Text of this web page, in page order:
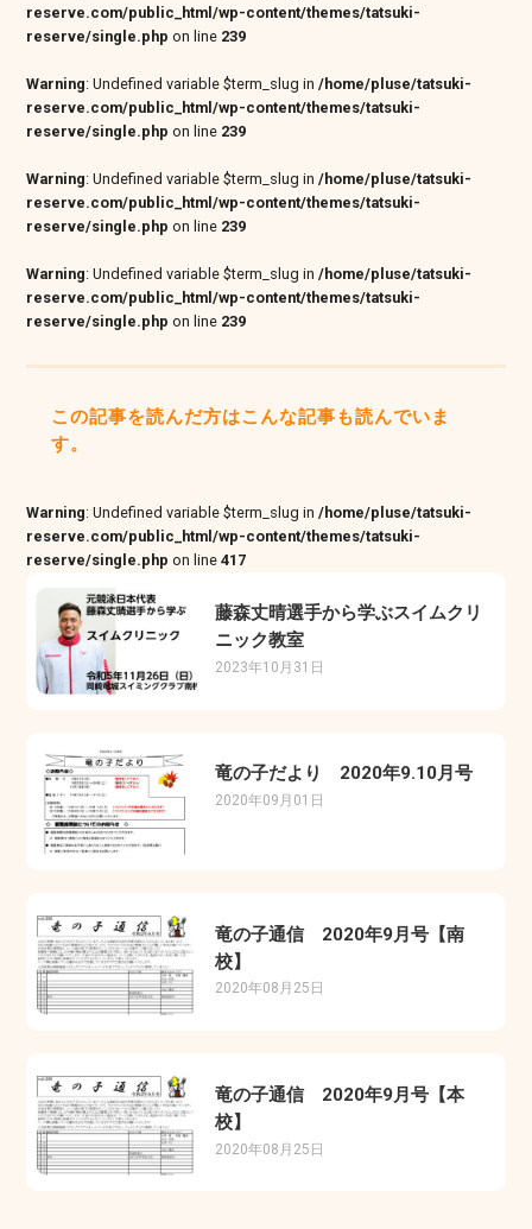
reserve.com/public_html/wp-content/themes/tatsuki-
reserve/single.php on line 239
Warning: Undefined variable $term_slug in/home/pluse/tatsuki-
reserve.com/public_html/wp-content/themes/tatsuki-
reserve/single.php on line 239
Warning: Undefined variable $term_slug in/home/pluse/tatsuki-
reserve.com/public_html/wp-content/themes/tatsuki-
reserve/single.php on line 239
Warning: Undefined variable $term_slug in/home/pluse/tatsuki-
reserve.com/public_html/wp-content/themes/tatsuki-
reserve/single.php on line 239
この記事を読んだ方はこんな記事も読んでいま
す。
Warning: Undefined variable $term_slug in/home/pluse/tatsuki-
reserve.com/public_html/wp-content/themes/tatsuki-
reserve/single.php on line417
藤森丈晴選手から学ぶスイムクリ
ニック教室
2023年10月31日
竜の子だより 2020年9.10月号
2020年09月01日
竜の子通信 2020年9月号【南
校】
2020年08月25日
竜の子通信 2020年9月号【本
校】
2020年08月25日